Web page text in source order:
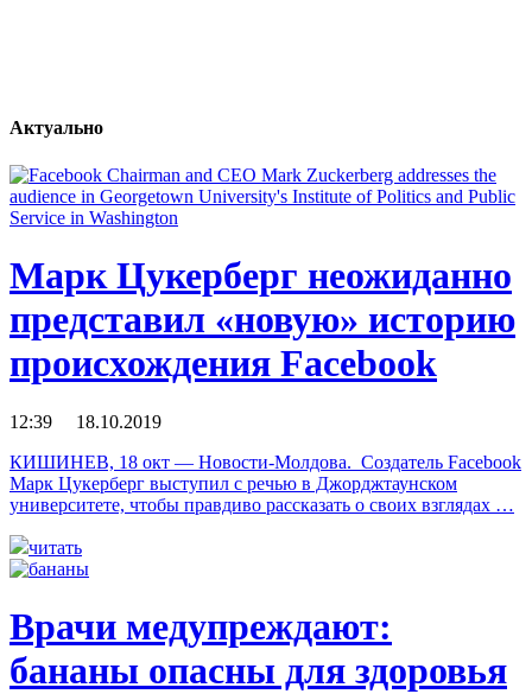
Актуально
Марк Цукерберг неожиданно
представил «новую» историю
происхождения Facebook
12:39 18.10.2019
КИШИНЕВ, 18 окт — Новости-Молдова. Создатель Facebook
Марк Цукерберг выступил с речью в Джорджтаунском
университете, чтобы правдиво рассказать о своих взглядах …
читать
Врачи медупреждают:
бананы опасны для здоровья